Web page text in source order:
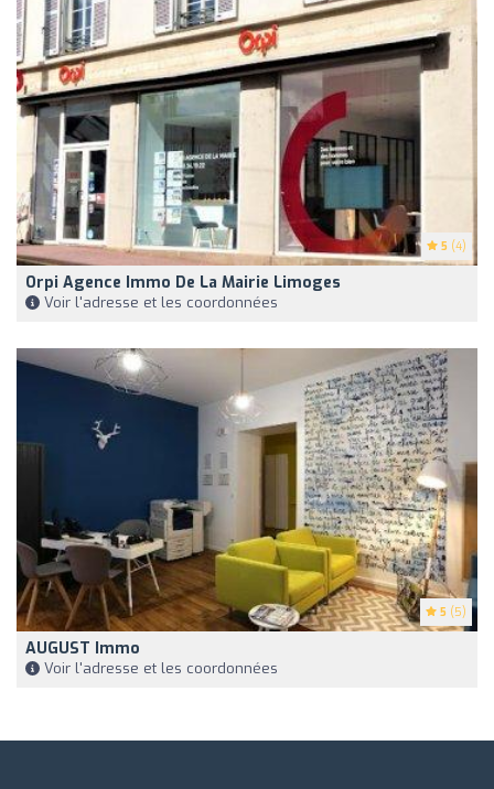
5 (4)
Orpi Agence Immo De La Mairie Limoges
Voir l'adresse et les coordonnées
5 (5)
AUGUST Immo
Voir l'adresse et les coordonnées